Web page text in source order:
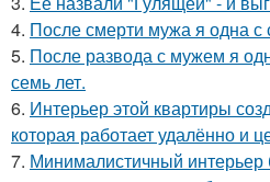
4. После смерти мужа я одна с
5. После развода с мужем я
семь лет.
6. Интерьер этой квартиры
которая работает удалённо и
7. Минималистичный интерьер